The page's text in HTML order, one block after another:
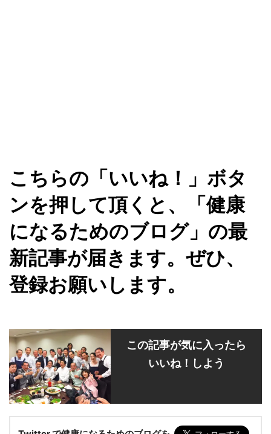
こちらの「いいね！」ボタ
ンを押して頂くと、「健康
になるためのブログ」の最
新記事が届きます。ぜひ、
登録お願いします。
この記事が気に入ったら
いいね！しよう